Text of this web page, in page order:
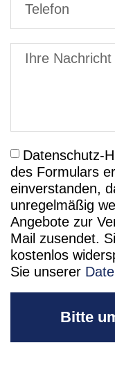
Datenschutz-
des Formulars
einverstanden,
unregelmäßig
Angebote zur
Mail zusendet.
kostenlos
Sie unserer
Bitte